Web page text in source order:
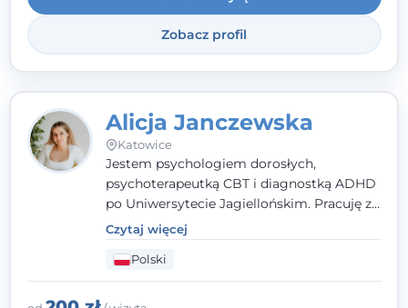
Zobacz profil
Alicja Janczewska
Katowice
Jestem psychologiem dorosłych,
psychoterapeutką CBT i diagnostką ADHD
po Uniwersytecie Jagiellońskim. Pracuję z
dorosłymi, młodzieżą i dziećmi, opierając
pomoc na zrozumieniu indywidualnych
potrzeb i więzi zbudowanej na zaufaniu.
Terapia to dla mnie bezpieczne miejsce, w
którym poczujesz się wysłuchany i
Czytaj więcej
Polski